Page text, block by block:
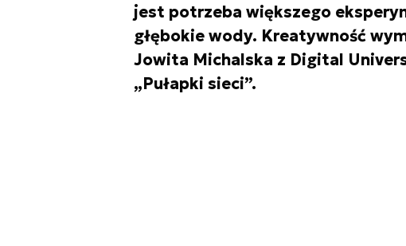
jest potrzeba większego
głębokie wody. Kreatywność
Jowita Michalska z Digital
„Pułapki sieci”.